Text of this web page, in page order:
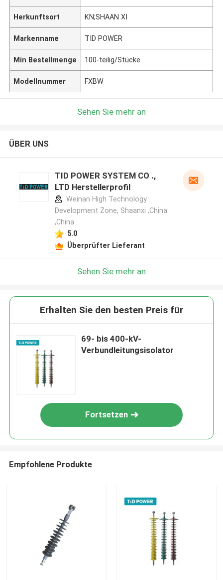
Herkunftsort KN;SHAAN XI
Markenname TID POWER
Min Bestellmenge 100-teilig/Stücke
Modellnummer FXBW
Sehen Sie mehr an
ÜBER UNS
TID POWER SYSTEM CO .,
LTD Herstellerprofil
Weinan High Technology
Development Zone, Shaanxi ,China
,China
5.0
Überprüfter Lieferant
Sehen Sie mehr an
Erhalten Sie den besten Preis für
69- bis 400-kV-
Verbundleitungsisolator
Fortsetzen
Empfohlene Produkte